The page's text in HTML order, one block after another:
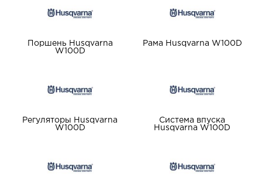
Поршень Husqvarna
W100D
Рама Husqvarna W100D
Регуляторы Husqvarna
W100D
Система впуска
Husqvarna W100D